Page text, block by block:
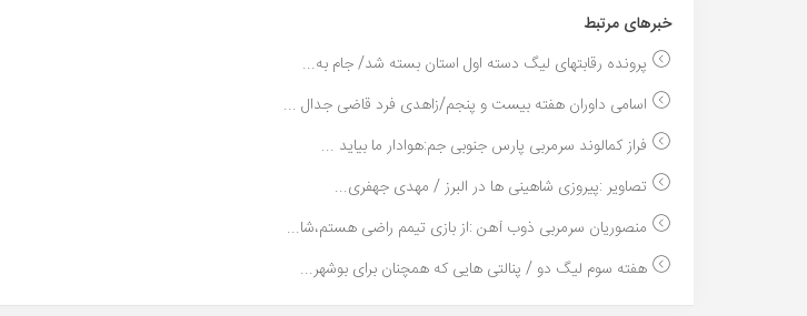
خبر‌های مرتبط
پرونده رقابتهای لیگ دسته اول استان بسته شد/ جام به...
اسامی داوران هفته بیست و پنجم/زاهدی فرد قاضی جدال ...
فراز کمالوند سرمربی پارس جنوبی جم:هوادار ما بیاید ...
تصاویر :پیروزی شاهینی ها در البرز / مهدی جهفری...
منصوریان سرمربی ذوب آهن :از بازی تیمم راضی هستم،شا...
هفته سوم لیگ دو / پنالتی هایی که همچنان برای بوشهر...